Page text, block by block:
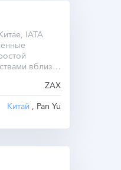
IATA
вблизи
ZAX
Китай , Pan Yu